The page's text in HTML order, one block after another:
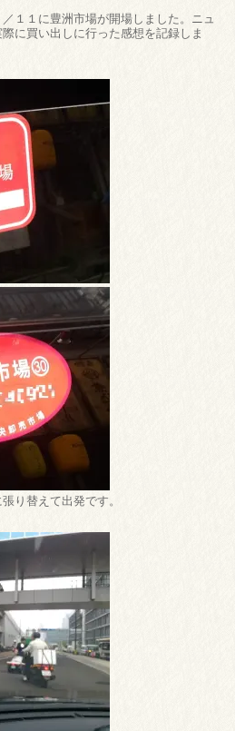
１１に豊洲市場が開場しました。ニュ
に買い出しに行った感想を記録しま
り替えて出発です。